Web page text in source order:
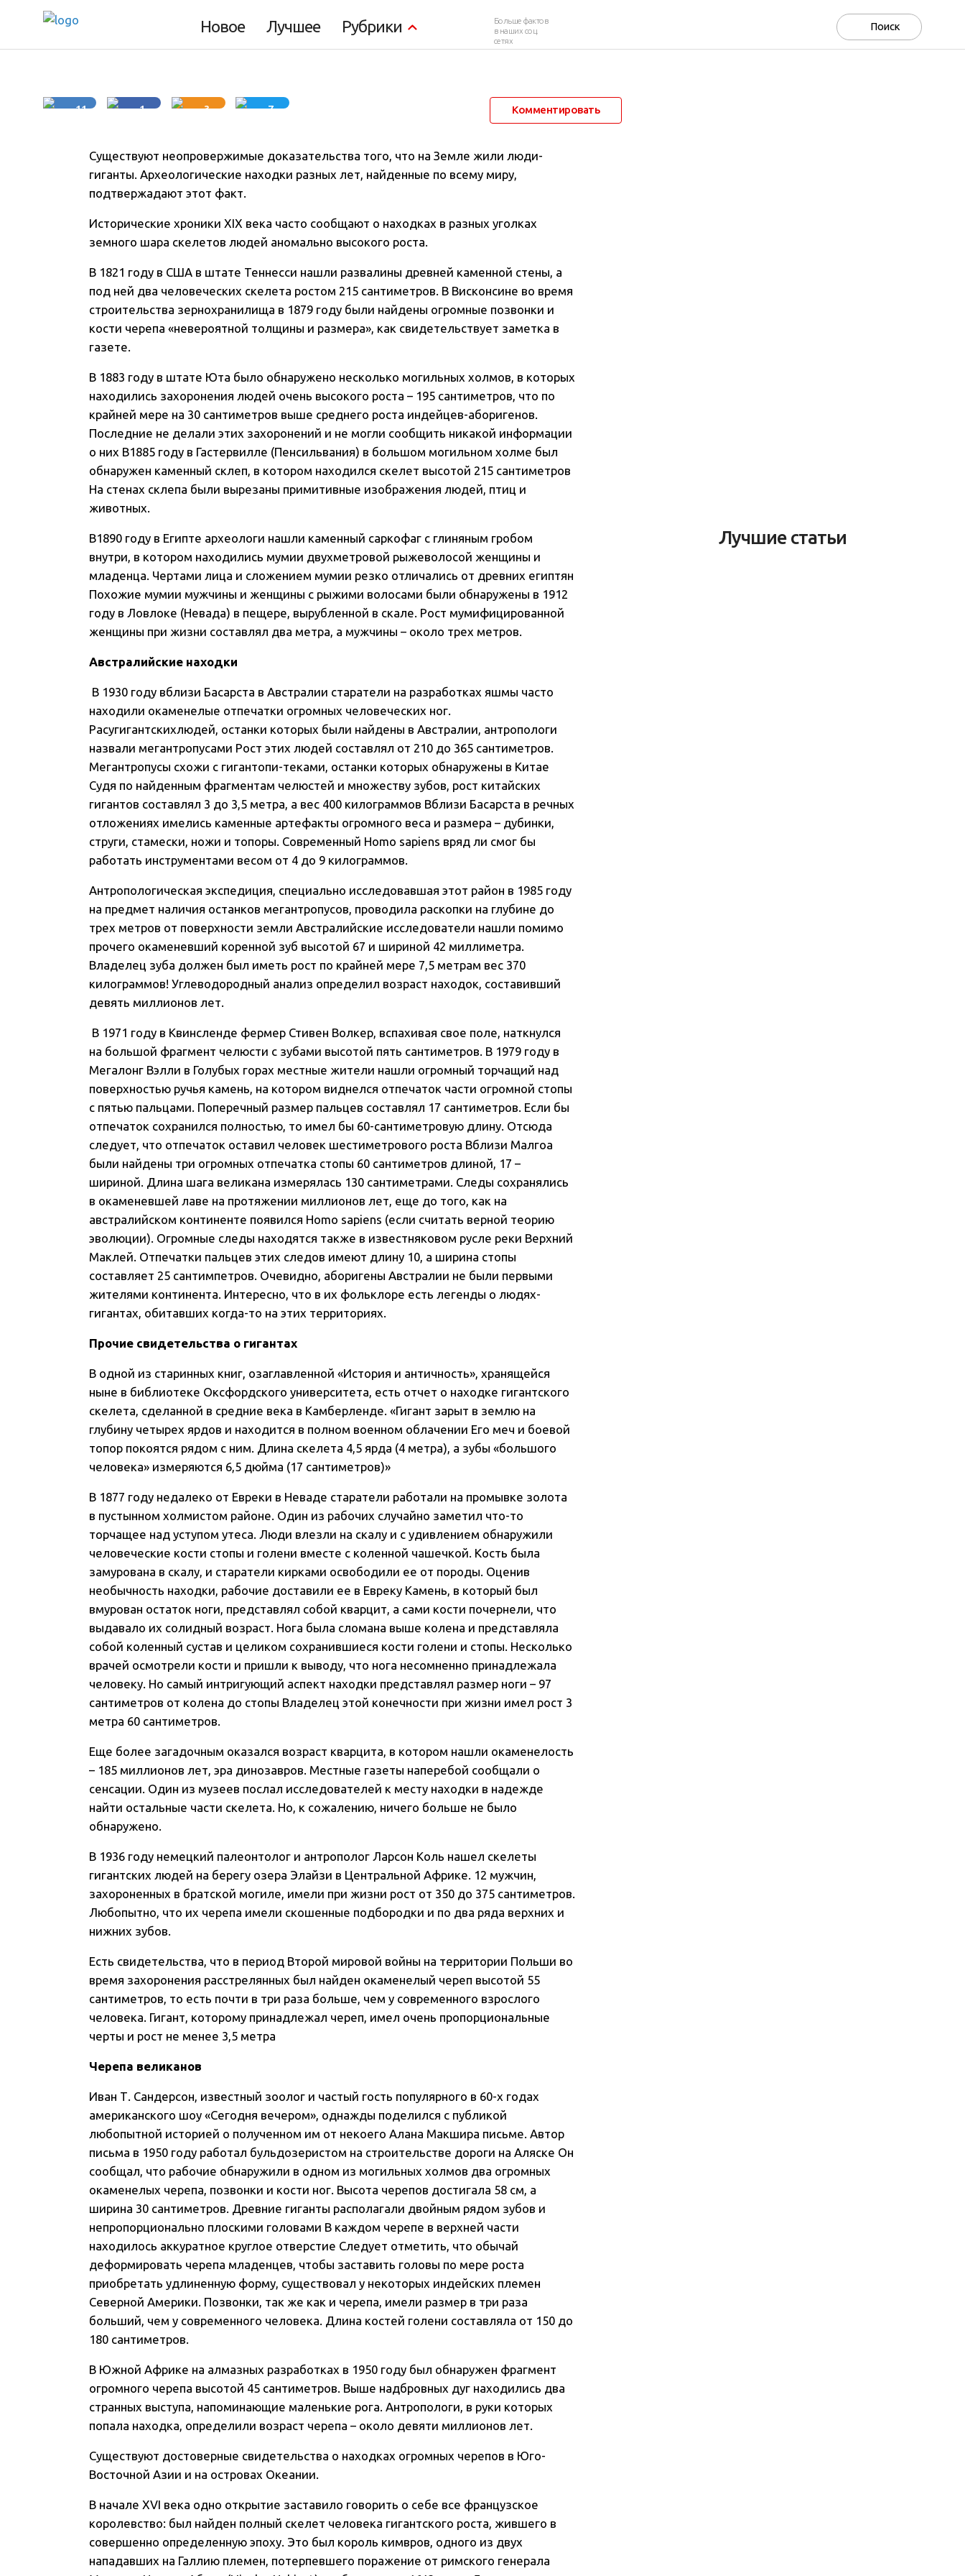
Новое Лучшее Рубрики
Больше фактов
в наших соц.
сетях
11 1 3 7 Комментировать
Существуют неопровержимые доказательства того, что на Земле жили люди-
гиганты. Археологические находки разных лет, найденные по всему миру,
подтвержадают этот факт.
Исторические хроники XIX века часто сообщают о находках в разных уголках
земного шара скелетов людей аномально высокого роста.
В 1821 году в США в штате Теннесси нашли развалины древней каменной стены, а
под ней два человеческих скелета ростом 215 сантиметров. В Висконсине во время
строительства зернохранилища в 1879 году были найдены огромные позвонки и
кости черепа «невероятной толщины и размера», как свидетельствует заметка в
газете.
В 1883 году в штате Юта было обнаружено несколько могильных холмов, в которых
находились захоронения людей очень высокого роста – 195 сантиметров, что по
крайней мере на 30 сантиметров выше среднего роста индейцев-аборигенов.
Последние не делали этих захоронений и не могли сообщить никакой информации
о них В1885 году в Гастервилле (Пенсильвания) в большом могильном холме был
обнаружен каменный склеп, в котором находился скелет высотой 215 сантиметров
На стенах склепа были вырезаны примитивные изображения людей, птиц и
животных.
В1890 году в Египте археологи нашли каменный саркофаг с глиняным гробом
внутри, в котором находились мумии двухметровой рыжеволосой женщины и
младенца. Чертами лица и сложением мумии резко отличались от древних египтян
Похожие мумии мужчины и женщины с рыжими волосами были обнаружены в 1912
году в Ловлоке (Невада) в пещере, вырубленной в скале. Рост мумифицированной
женщины при жизни составлял два метра, а мужчины – около трех метров.
Австралийские находки
В 1930 году вблизи Басарста в Австралии старатели на разработках яшмы часто
находили окаменелые отпечатки огромных человеческих ног.
Расугигантскихлюдей, останки которых были найдены в Австралии, антропологи
назвали мегантропусами Рост этих людей составлял от 210 до 365 сантиметров.
Мегантропусы схожи с гигантопи-теками, останки которых обнаружены в Китае
Судя по найденным фрагментам челюстей и множеству зубов, рост китайских
гигантов составлял 3 до 3,5 метра, а вес 400 килограммов Вблизи Басарста в речных
отложениях имелись каменные артефакты огромного веса и размера – дубинки,
струги, стамески, ножи и топоры. Современный Homo sapiens вряд ли смог бы
работать инструментами весом от 4 до 9 килограммов.
Антропологическая экспедиция, специально исследовавшая этот район в 1985 году
на предмет наличия останков мегантропусов, проводила раскопки на глубине до
трех метров от поверхности земли Австралийские исследователи нашли помимо
прочего окаменевший коренной зуб высотой 67 и шириной 42 миллиметра.
Владелец зуба должен был иметь рост по крайней мере 7,5 метрам вес 370
килограммов! Углеводородный анализ определил возраст находок, составивший
девять миллионов лет.
В 1971 году в Квинсленде фермер Стивен Волкер, вспахивая свое поле, наткнулся
на большой фрагмент челюсти с зубами высотой пять сантиметров. В 1979 году в
Мегалонг Вэлли в Голубых горах местные жители нашли огромный торчащий над
поверхностью ручья камень, на котором виднелся отпечаток части огромной стопы
с пятью пальцами. Поперечный размер пальцев составлял 17 сантиметров. Если бы
отпечаток сохранился полностью, то имел бы 60-сантиметровую длину. Отсюда
следует, что отпечаток оставил человек шестиметрового роста Вблизи Малгоа
были найдены три огромных отпечатка стопы 60 сантиметров длиной, 17 –
шириной. Длина шага великана измерялась 130 сантиметрами. Следы сохранялись
в окаменевшей лаве на протяжении миллионов лет, еще до того, как на
австралийском континенте появился Homo sapiens (если считать верной теорию
эволюции). Огромные следы находятся также в известняковом русле реки Верхний
Маклей. Отпечатки пальцев этих следов имеют длину 10, а ширина стопы
составляет 25 сантимпетров. Очевидно, аборигены Австралии не были первыми
жителями континента. Интересно, что в их фольклоре есть легенды о людях-
гигантах, обитавших когда-то на этих территориях.
Прочие свидетельства о гигантах
В одной из старинных книг, озаглавленной «История и античность», хранящейся
ныне в библиотеке Оксфордского университета, есть отчет о находке гигантского
скелета, сделанной в средние века в Камберленде. «Гигант зарыт в землю на
глубину четырех ярдов и находится в полном военном облачении Его меч и боевой
топор покоятся рядом с ним. Длина скелета 4,5 ярда (4 метра), а зубы «большого
человека» измеряются 6,5 дюйма (17 сантиметров)»
В 1877 году недалеко от Евреки в Неваде старатели работали на промывке золота
в пустынном холмистом районе. Один из рабочих случайно заметил что-то
торчащее над уступом утеса. Люди влезли на скалу и с удивлением обнаружили
человеческие кости стопы и голени вместе с коленной чашечкой. Кость была
замурована в скалу, и старатели кирками освободили ее от породы. Оценив
необычность находки, рабочие доставили ее в Евреку Камень, в который был
вмурован остаток ноги, представлял собой кварцит, а сами кости почернели, что
выдавало их солидный возраст. Нога была сломана выше колена и представляла
собой коленный сустав и целиком сохранившиеся кости голени и стопы. Несколько
врачей осмотрели кости и пришли к выводу, что нога несомненно принадлежала
человеку. Но самый интригующий аспект находки представлял размер ноги – 97
сантиметров от колена до стопы Владелец этой конечности при жизни имел рост 3
метра 60 сантиметров.
Еще более загадочным оказался возраст кварцита, в котором нашли окаменелость
– 185 миллионов лет, эра динозавров. Местные газеты наперебой сообщали о
сенсации. Один из музеев послал исследователей к месту находки в надежде
найти остальные части скелета. Но, к сожалению, ничего больше не было
обнаружено.
В 1936 году немецкий палеонтолог и антрополог Ларсон Коль нашел скелеты
гигантских людей на берегу озера Элайзи в Центральной Африке. 12 мужчин,
захороненных в братской могиле, имели при жизни рост от 350 до 375 сантиметров.
Любопытно, что их черепа имели скошенные подбородки и по два ряда верхних и
нижних зубов.
Есть свидетельства, что в период Второй мировой войны на территории Польши во
время захоронения расстрелянных был найден окаменелый череп высотой 55
сантиметров, то есть почти в три раза больше, чем у современного взрослого
человека. Гигант, которому принадлежал череп, имел очень пропорциональные
черты и рост не менее 3,5 метра
Черепа великанов
Иван Т. Сандерсон, известный зоолог и частый гость популярного в 60-х годах
американского шоу «Сегодня вечером», однажды поделился с публикой
любопытной историей о полученном им от некоего Алана Макшира письме. Автор
письма в 1950 году работал бульдозеристом на строительстве дороги на Аляске Он
сообщал, что рабочие обнаружили в одном из могильных холмов два огромных
окаменелых черепа, позвонки и кости ног. Высота черепов достигала 58 см, а
ширина 30 сантиметров. Древние гиганты располагали двойным рядом зубов и
непропорционально плоскими головами В каждом черепе в верхней части
находилось аккуратное круглое отверстие Следует отметить, что обычай
деформировать черепа младенцев, чтобы заставить головы по мере роста
приобретать удлиненную форму, существовал у некоторых индейских племен
Северной Америки. Позвонки, так же как и черепа, имели размер в три раза
больший, чем у современного человека. Длина костей голени составляла от 150 до
180 сантиметров.
В Южной Африке на алмазных разработках в 1950 году был обнаружен фрагмент
огромного черепа высотой 45 сантиметров. Выше надбровных дуг находились два
странных выступа, напоминающие маленькие рога. Антропологи, в руки которых
попала находка, определили возраст черепа – около девяти миллионов лет.
Существуют достоверные свидетельства о находках огромных черепов в Юго-
Восточной Азии и на островах Океании.
В начале XVI века одно открытие заставило говорить о себе все французское
королевство: был найден полный скелет человека гигантского роста, жившего в
совершенно определенную эпоху. Это был король кимвров, одного из двух
нападавших на Галлию племен, потерпевшего поражение от римского генерала
Лучшие статьи